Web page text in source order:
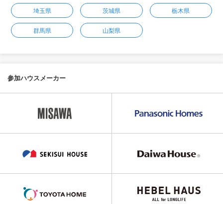
埼玉県 茨城県 栃木県
群馬県 山梨県
参加ハウスメーカー